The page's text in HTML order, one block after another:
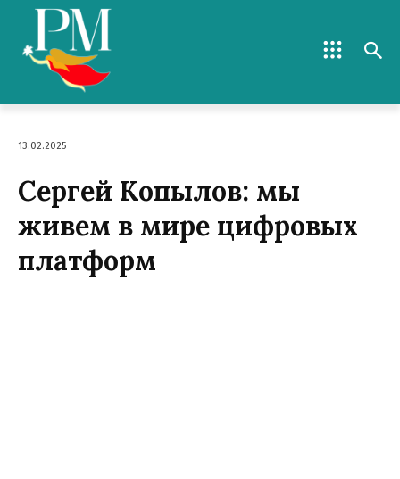
13.02.2025
Сергей Копылов: мы
живем в мире цифровых
платформ